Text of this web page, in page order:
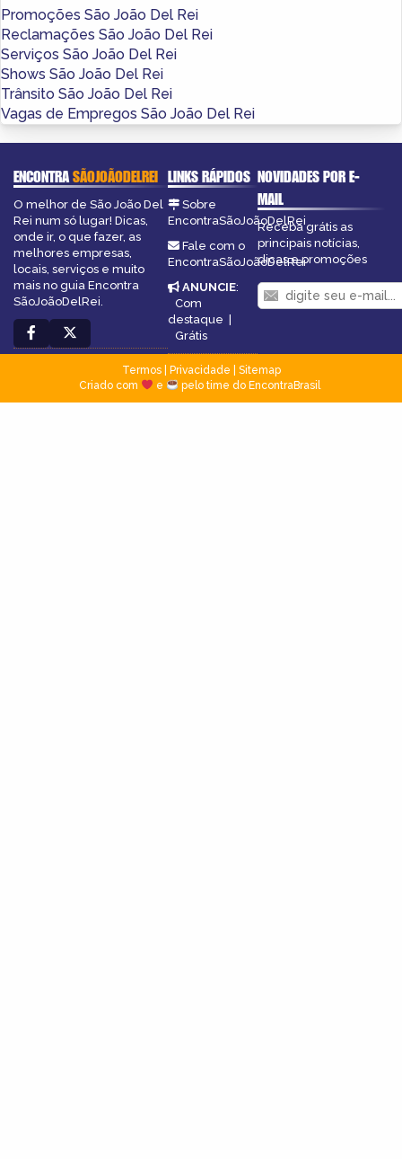
Promoções São João Del Rei
Reclamações São João Del Rei
Serviços São João Del Rei
Shows São João Del Rei
Trânsito São João Del Rei
Vagas de Empregos São João Del Rei
ENCONTRASÃOJOÃODELREI
O melhor de São João Del
Rei num só lugar! Dicas,
onde ir, o que fazer, as
melhores empresas,
locais, serviços e muito
mais no guia Encontra
SãoJoãoDelRei.
LINKS RÁPIDOS
Sobre
EncontraSãoJoãoDelRei
Fale com o
EncontraSãoJoãoDelRei
ANUNCIE:
Com
destaque
Grátis
NOVIDADES POR E-
MAIL
Receba grátis as
principais notícias,
dicas e promoções
Termos| Privacidade
Sitemap
Criado com
e pelo time do EncontraBrasil